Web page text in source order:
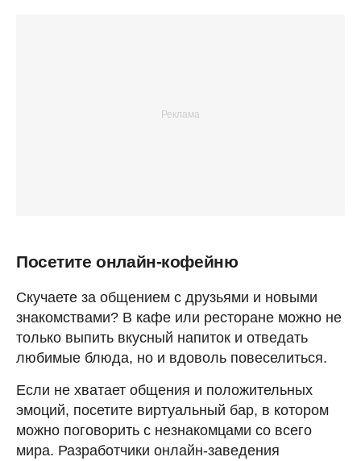
Посетите онлайн-кофейню
Скучаете за общением с друзьями и новыми
знакомствами? В кафе или ресторане можно не
только выпить вкусный напиток и отведать
любимые блюда, но и вдоволь повеселиться.
Если не хватает общения и положительных
эмоций, посетите виртуальный бар, в котором
можно поговорить с незнакомцами со всего
мира. Разработчики онлайн-заведения